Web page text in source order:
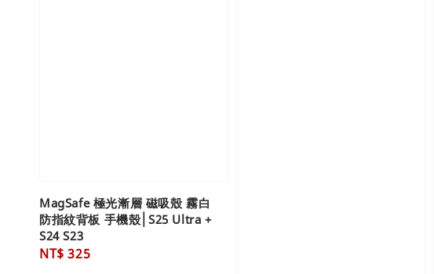
MagSafe 極光漸層 磁吸殼 霧白
防指紋背板 手機殼│S25 Ultra +
S24 S23
Regular
NT$ 325